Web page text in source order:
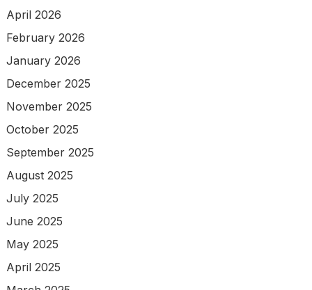
April 2026
February 2026
January 2026
December 2025
November 2025
October 2025
September 2025
August 2025
July 2025
June 2025
May 2025
April 2025